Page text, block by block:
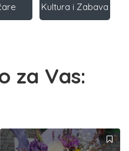
Kultura i Zabava
za Vas: